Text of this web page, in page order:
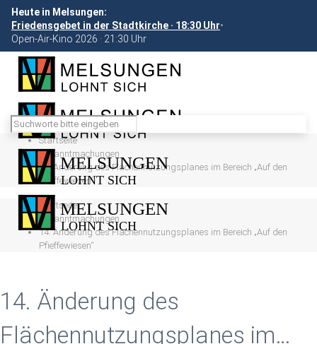
Heute in Melsungen:
Friedensgebet in der Stadtkirche · 18:30 Uhr•
Open-Air-Kino 2026 · 21:30 Uhr
Startseite
Bekanntmachungen
14. Änderung des Flächennutzungsplanes im Bereich „Auf den
Pfieffewiesen“
Startseite
Bekanntmachungen
14. Änderung des Flächennutzungsplanes im Bereich „Auf den
Pfieffewiesen“
14. Änderung des
Flächennutzungsplanes im